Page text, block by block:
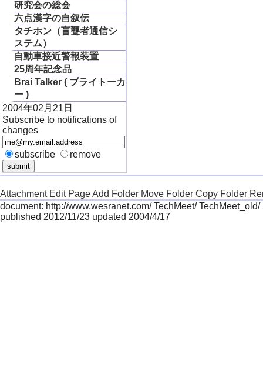
研究会の総会
六点漢字の自叙伝
タチホン（盲聾者通信シ
ステム）
自動車接近警報装置
25周年記念品
Brai Talker ( ブライトーカ
ー )
2004年02月21日
Subscribe to notifications of
changes
subscribe remove
Attachment Edit PageAdd Folder Move Folder Copy Folder
document: http://www.wesranet.com/ TechMeet/
published 2012/11/23 updated 2004/4/17